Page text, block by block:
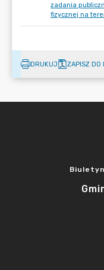
zadania
fizycznej na
DRUKUJ ZAPISZ DO